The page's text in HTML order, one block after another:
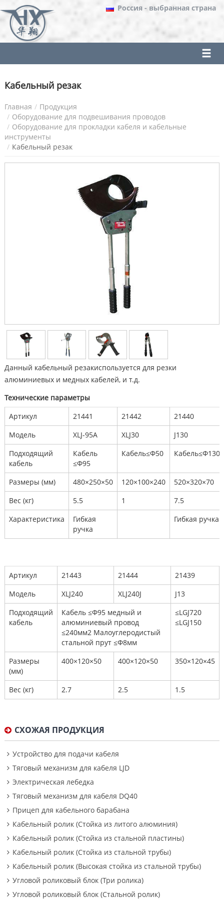
Россия - выбранная страна
Кабельный резак
Главная
Продукция
Оборудование для подвешивания проводов
Оборудование для прокладки кабеля и кабельные
инструменты
Кабельный резак
Данный кабельный резакиспользуется для резки
алюминиевых и медных кабелей, и т.д.
Технические параметры
Артикул
21441 21442
21440
Модель
XLJ-95A XLJ30
J130
Подходящий
кабель
Кабель
≤Φ95
Кабель≤Φ50 Кабель≤Φ130
Размеры (мм) 480×250×50 120×100×240
520×320×70
Вес (кг)
5.5 1
7.5
Характеристика
Гибкая
ручка
Гибкая ручка
Артикул 21443 21444
21439
Модель
XLJ240 XLJ240J
J13
Подходящий
кабель
Кабель ≤Φ95 медный и
алюминиевый провод
≤240мм2 Малоуглеродистый
стальной прут ≤Φ8мм
≤LGJ720
≤LGJ150
Размеры
(мм)
400×120×50 400×120×50 350×120×45
Вес (кг) 2.7 2.5 1.5
СХОЖАЯ ПРОДУКЦИЯ
Устройство для подачи кабеля
Тяговый механизм для кабеля LJD
Электрическая лебедка
Тяговый механизм для кабеля DQ40
Прицеп для кабельного барабана
Кабельный ролик (Стойка из литого алюминия)
Кабельный ролик (Стойка из стальной пластины)
Кабельный ролик (Стойка из стальной трубы)
Кабельный ролик (Высокая стойка из стальной трубы)
Угловой роликовый блок (Три ролика)
Угловой роликовый блок (Стальной ролик)